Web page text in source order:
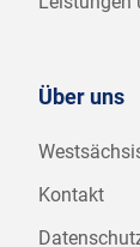
Über uns
Kontakt